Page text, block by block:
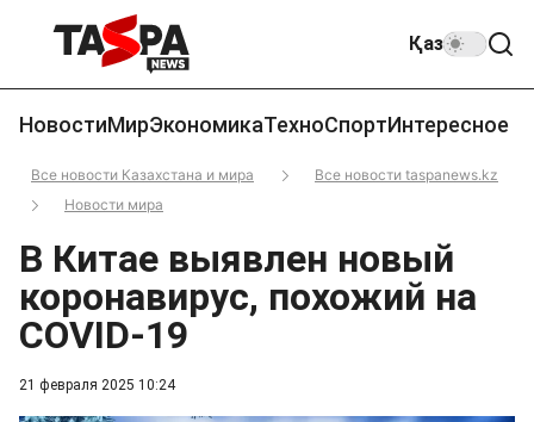
Қаз
НовостиМирЭкономикаТехноСпортИнтересное
Все новости Казахстана и мира
Все новости taspanews.kz
Новости мира
21 февраля 2025 10:24
В Китае выявлен новый
коронавирус, похожий на
COVID-19